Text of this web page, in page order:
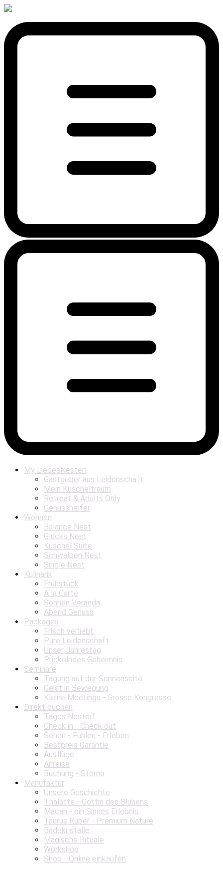
My LiebesNesterl
Gastgeber aus Leidenschaft
Mein Kuscheltraum
Retreat & Adults Only
Genusshelfer
Wohnen
Balance Nest
Glücks Nest
Kuschel Suite
Schwalben Nest
Single Nest
Kulinarik
Frühstück
A la Carte
Sonnen Veranda
Abend Genuss
Packages
Frisch verliebt
Pure Leidenschaft
Unser Jahrestag
Prickelndes Geheimnis
Seminare
Tagung auf der Sonnenseite
Geist in Bewegung
Kleine Meetings - Grosse Kongresse
Direkt buchen
Tages Nesterl
Check in - Check out
Sehen - Fühlen - Erleben
Bestpreis Garantie
Ausflüge
Anreise
Buchung - Storno
Manufaktur
Unsere Geschichte
Thalatte - Göttin des Blühens
Macan - ein Sinnes Erlebnis
Taurus Ruber - Premium Nature
Badekristalle
Magische Rituale
Workshop
Shop - Online einkaufen